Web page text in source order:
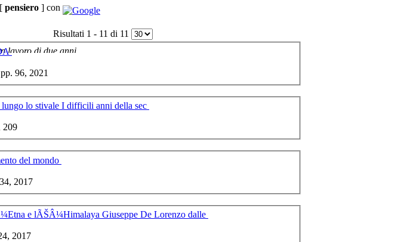
€ 22,00
di Angelina,
Jus primae
noctis
dei
- Tradizioni e
leggenda
€ 12,00
di vite vissute
€ 14,00
di Storici
lavoro di due anni ,
dell'autore al blog:
nel libro sono frutto di
critica. L'impostazione
pensiero ] con
Risultati 1 - 11 di 11
96, 2021
Viaggio avventuroso lungo lo stivale I difficili anni della sec
209
del mondo
2017
Fra il Vesuvio, lÃŠÂ¼Etna e lÃŠÂ¼Himalaya Giuseppe De Lorenzo dalle
2017